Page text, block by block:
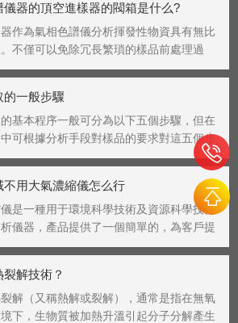
。光柵掃描式具有較高的信噪比和分辨
器...
儀器的頂空進樣器的閥箱是什么?
作為氣相色譜儀分析揮發性物資具有無比
不僅可以免除冗長繁瑣的樣品前處理過
機溶劑對分析造成的干擾、減少對色譜柱
器可以和國內外各種型號的氣相色譜儀相
調...
的一般步驟
基本程序一般可分為以下五個步驟，但在
可根據分析手段對樣品的要求對這五個步
或減少。比如，當使用離子交換原理進行
時就需要增加調節萃取體系pH的步驟。步
萃取柱的預處理活化：用適當的溶液對固
不用大氣濃縮儀怎么行
是一種用于環境科學技術及資源科學技術
儀器，產品提供了一個簡單的，為客戶提
儀和無需液體制冷劑的常溫濃縮儀。基于
直接連接到管道。采用了電子制冷技術，
...
解技術？
解（又稱熱解或裂解），通常是指在無氧
下，生物質被加熱升溫引起分子分解產生